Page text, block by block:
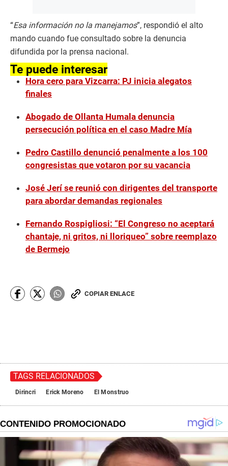
“Esa información no la manejamos”, respondió el alto
mando cuando fue consultado sobre la denuncia
difundida por la prensa nacional.
Te puede interesar
Hora cero para Vizcarra: PJ inicia alegatos
finales
Abogado de Ollanta Humala denuncia
persecución política en el caso Madre Mía
Pedro Castillo denunció penalmente a los 100
congresistas que votaron por su vacancia
José Jerí se reunió con dirigentes del transporte
para abordar demandas regionales
Fernando Rospigliosi: “El Congreso no aceptará
chantaje, ni gritos, ni lloriqueo” sobre reemplazo
de Bermejo
COPIAR ENLACE
TAGS RELACIONADOS
Dirincri Erick Moreno El Monstruo